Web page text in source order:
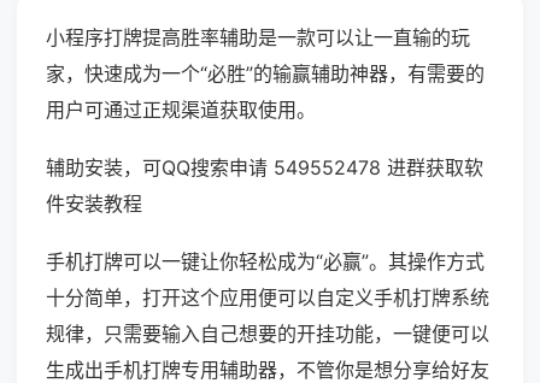
小程序打牌提高胜率辅助是一款可以让一直输的玩
家，快速成为一个“必胜”的输赢辅助神器，有需要的
用户可通过正规渠道获取使用。
辅助安装，可QQ搜索申请 549552478 进群获取软
件安装教程
手机打牌可以一键让你轻松成为“必赢”。其操作方式
十分简单，打开这个应用便可以自定义手机打牌系统
规律，只需要输入自己想要的开挂功能，一键便可以
生成出手机打牌专用辅助器，不管你是想分享给好友